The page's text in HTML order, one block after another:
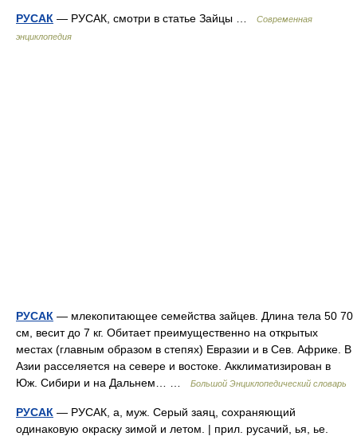
РУСАК — РУСАК, смотри в статье Зайцы …
Современная
энциклопедия
РУСАК — млекопитающее семейства зайцев. Длина тела 50 70
см, весит до 7 кг. Обитает преимущественно на открытых
местах (главным образом в степях) Евразии и в Сев. Африке. В
Азии расселяется на севере и востоке. Акклиматизирован в
Юж. Сибири и на Дальнем… …
Большой Энциклопедический словарь
РУСАК — РУСАК, а, муж. Серый заяц, сохраняющий
одинаковую окраску зимой и летом. | прил. русачий, ья, ье.